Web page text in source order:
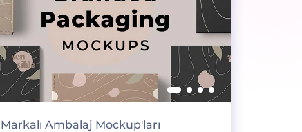
Markalı Ambalaj Mockup'ları